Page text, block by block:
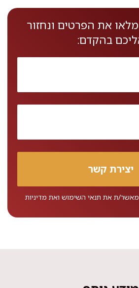
את הפרטים ונחזור
בהקדם:
מאשר/ת את תנאי השימוש ואת מדיניות